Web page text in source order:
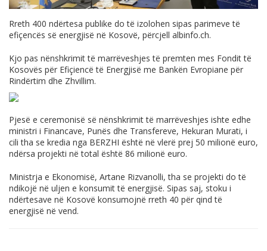
Rreth 400 ndërtesa publike do të izolohen sipas parimeve të
efiçencës së energjisë në Kosovë, përcjell albinfo.ch.
Kjo pas nënshkrimit të marrëveshjes të premten mes Fondit të
Kosovës për Efiçiencë të Energjisë me Bankën Evropiane për
Rindërtim dhe Zhvillim.
Pjesë e ceremonisë së nënshkrimit të marrëveshjes ishte edhe
ministri i Financave, Punës dhe Transfereve, Hekuran Murati, i
cili tha se kredia nga BERZHI është në vlerë prej 50 milionë euro,
ndërsa projekti në total është 86 milionë euro.
Ministrja e Ekonomisë, Artane Rizvanolli, tha se projekti do të
ndikojë në uljen e konsumit të energjisë. Sipas saj, stoku i
ndërtesave në Kosovë konsumojnë rreth 40 për qind të
energjisë në vend.